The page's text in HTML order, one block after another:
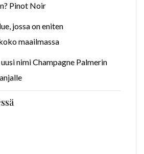
Pinot Noir
jossa on eniten
maailmassa
nimi Champagne Palmerin